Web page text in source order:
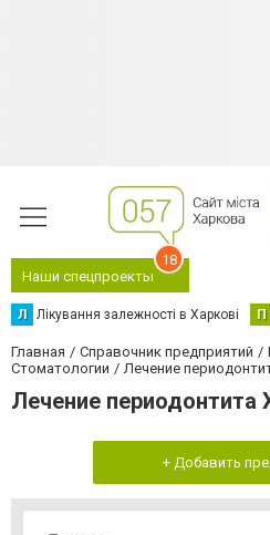
Наши спецпроекты
18
Л Лікування залежності в Харкові П
Главная Справочник предприятий
Стоматологии
Лечение
Лечение периодонтита
+ Добавить